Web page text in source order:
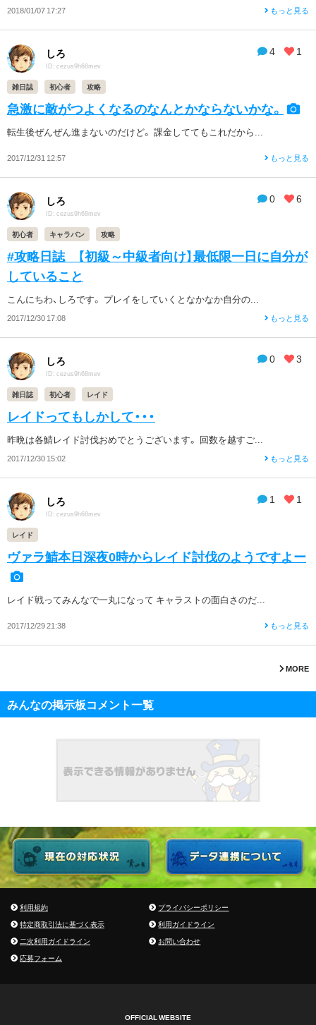
2018/01/07 17:27 もっと見る
4 1
しろ
ID: cezus9h68mev
雑日誌 初心者 攻略
急激に敵がつよくなるのなんとかならないかな。
転生後ぜんぜん進まないのだけど。 課金しててもこれだから...
2017/12/31 12:57 もっと見る
0 6
しろ
ID: cezus9h68mev
初心者 キャラバン 攻略
#攻略日誌 【初級～中級者向け】最低限一日に自分が
していること
こんにちわ、しろです。 プレイをしていくとなかなか自分の...
2017/12/30 17:08 もっと見る
0 3
しろ
ID: cezus9h68mev
雑日誌 初心者 レイド
レイドってもしかして・・・
昨晩は各鯖レイド討伐おめでとうございます。 回数を越すご...
2017/12/30 15:02 もっと見る
1 1
しろ
ID: cezus9h68mev
レイド
ヴァラ鯖本日深夜0時からレイド討伐のようですよー
レイド戦ってみんなで一丸になって キャラストの面白さのだ...
2017/12/29 21:38 もっと見る
MORE
みんなの掲示板コメント一覧
利用規約
プライバシーポリシー
特定商取引法に基づく表示
利用ガイドライン
二次利用ガイドライン
お問い合わせ
応募フォーム
OFFICIAL WEBSITE